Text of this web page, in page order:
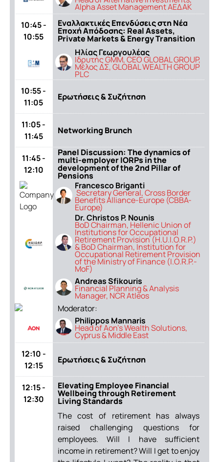
Alpha Asset Management ΑΕΔΑΚ
10:45 -
10:55
Εναλλακτικές Επενδύσεις στη Νέα
Εποχή Απόδοσης: Real Assets,
Private Markets & Energy Transition
Ηλίας Γεωργουλέας
Ιδρυτής GMM, CEO GLOBAL GROUP,
Mέλος ΔΣ, GLOBAL WEALTH GROUP
PLC
10:55 -
11:05
Ερωτήσεις & Συζήτηση
11:05 -
11:45
Networking Brunch
11:45 -
12:10
Panel Discussion: The dynamics of
multi-employer IORPs in the
development of the 2nd Pillar of
Pensions
Francesco Briganti
Secretary General, Cross Border
Benefits Alliance-Europe (CBBA-
Europe)
Dr. Christos P. Nounis
ΒοD Chairman, Hellenic Union of
Institutions for Occupational
Retirement Provision (H.U.I.O.R.P.)
& ΒοD Chairman, Institution for
Occupational Retirement Provision
of the Ministry of Finance (I.O.R.P.-
MoF)
Andreas Sfikouris
Financial Planning & Analysis
Manager, NCR Atleos
Moderator:
Philippos Mannaris
Head of Aon’s Wealth Solutions,
Cyprus & Middle East
12:10 -
12:15
Ερωτήσεις & Συζήτηση
12:15 -
12:30
Elevating Employee Financial
Wellbeing through Retirement
Living Standards
The cost of retirement has always
raised challenging questions for
employees. Will I have sufficient
income in retirement? Will I get to enjoy